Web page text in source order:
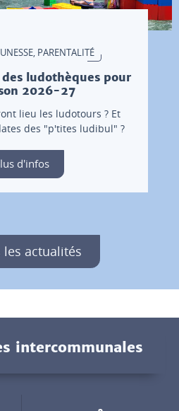
PARENTALITÉ
ludothèques pour
2026-27
lieu les ludotours ? Et
des "p'tites ludibul" ?
d'infos
les actualités
intercommunales